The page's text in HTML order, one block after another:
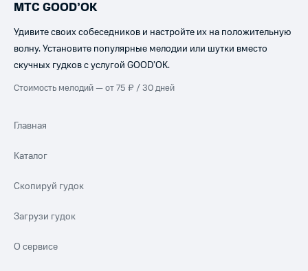
МТС GOOD’OK
Удивите своих собеседников и настройте их на положительную
волну. Установите популярные мелодии или шутки вместо
скучных гудков с услугой GOOD’OK.
Стоимость мелодий — от 75 ₽ / 30 дней
Главная
Каталог
Скопируй гудок
Загрузи гудок
О сервисе